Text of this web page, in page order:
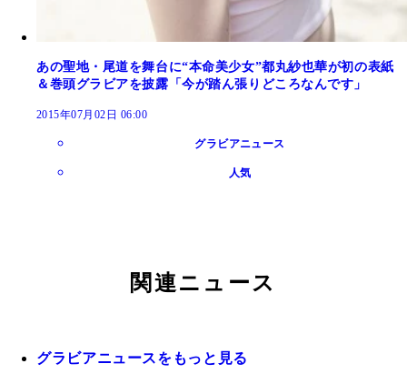
あの聖地・尾道を舞台に“本命美少女”都丸紗也華が初の表紙
＆巻頭グラビアを披露「今が踏ん張りどころなんです」
2015年07月02日 06:00
グラビアニュース
人気
関連ニュース
グラビアニュースをもっと見る